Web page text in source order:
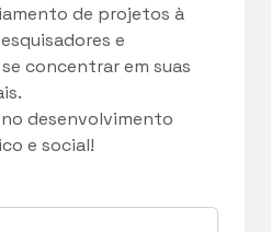
de projetos à
e
concentrar em suas
desenvolvimento
e social!